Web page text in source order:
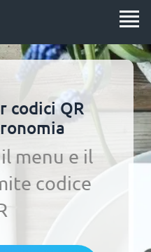
codici QR
menu e il
codice